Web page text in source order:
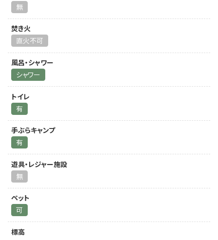
無
焚き火
直火不可
風呂・シャワー
シャワー
トイレ
有
手ぶらキャンプ
有
遊具・レジャー施設
無
ペット
可
標高